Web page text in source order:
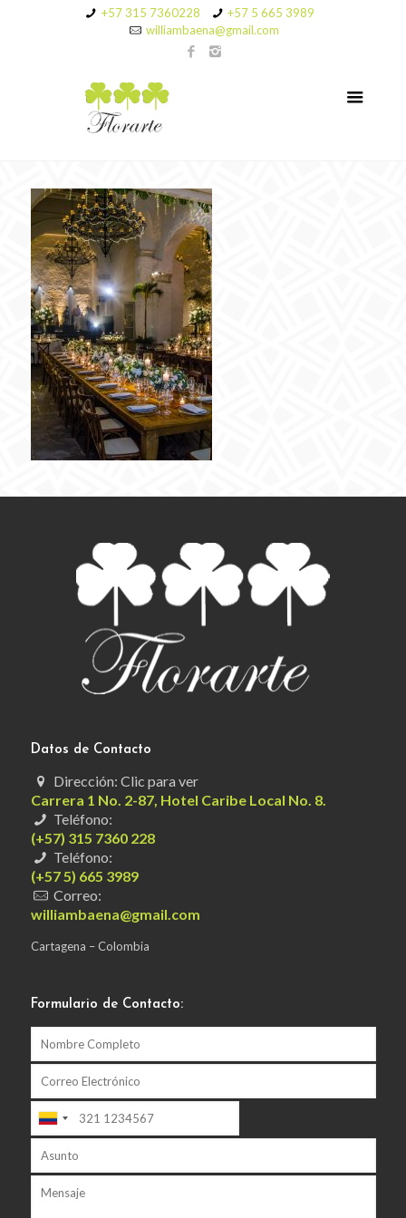
+57 315 7360228
+57 5 665 3989
williambaena@gmail.com
Datos de Contacto
Dirección: Clic para ver
Carrera 1 No. 2-87, Hotel Caribe Local No. 8.
Teléfono:
(+57) 315 7360 228
Teléfono:
(+57 5) 665 3989
Correo:
williambaena@gmail.com
Cartagena – Colombia
Formulario de Contacto: